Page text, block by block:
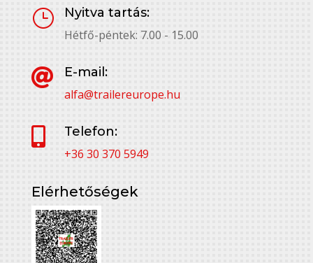
}
Nyitva tartás:
Hétfő-péntek: 7.00 - 15.00

E-mail:
alfa@trailereurope.hu

Telefon:
+36 30 370 5949
Elérhetőségek